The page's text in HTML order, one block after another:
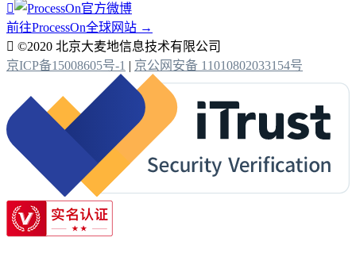

前往ProcessOn全球网站 →
 ©2020 北京大麦地信息技术有限公司
京ICP备15008605号-1 | 京公网安备 11010802033154号